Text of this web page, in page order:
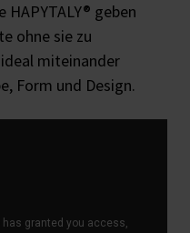
geben
ohne sie zu
miteinander
Form und Design.